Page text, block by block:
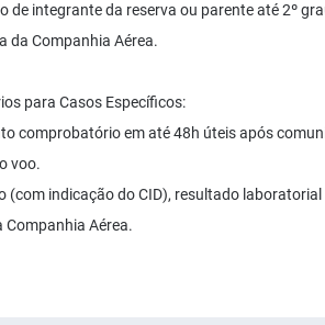
de integrante da reserva ou parente até 2º
da Companhia Aérea.
para Casos Específicos:
comprobatório em até 48h úteis após
voo.
(com indicação do CID), resultado
Aérea.